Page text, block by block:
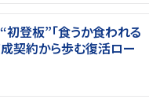
登板”「食うか食われる
契約から歩む復活ロー